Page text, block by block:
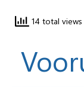
14 total views